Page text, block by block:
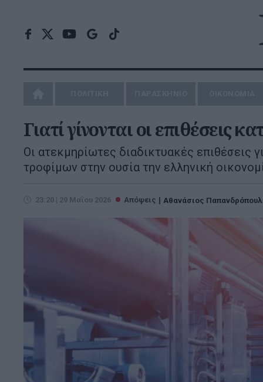
Γιατί γίνονται οι επιθέσεις
Οι ατεκμηρίωτες διαδικτυακές επιθέσεις
τροφίμων στην ουσία την ελληνική
23:20 | 29 Μαΐου 2026 Απόψεις Αθανάσιος